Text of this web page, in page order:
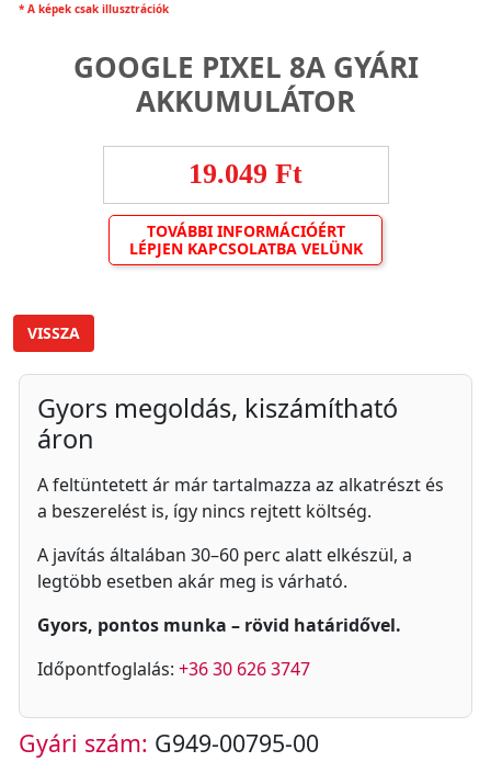
* A képek csak illusztrációk
GOOGLE PIXEL 8A GYÁRI
AKKUMULÁTOR
19.049 Ft
TOVÁBBI INFORMÁCIÓÉRT
LÉPJEN KAPCSOLATBA VELÜNK
VISSZA
Gyors megoldás, kiszámítható
áron
A feltüntetett ár már tartalmazza az alkatrészt és
a beszerelést is, így nincs rejtett költség.
A javítás általában 30–60 perc alatt elkészül, a
legtöbb esetben akár meg is várható.
Gyors, pontos munka – rövid határidővel.
Időpontfoglalás: +36 30 626 3747
Gyári szám: G949-00795-00